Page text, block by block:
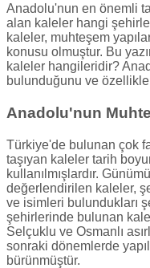
Anadolu'nun en önemli
alan kaleler hangi
kaleler, muhteşem
konusu olmuştur. Bu
kaleler hangileridir?
bulunduğunu ve
Anadolu'nun
Türkiye'de bulunan çok
taşıyan kaleler tarih
kullanılmışlardır.
değerlendirilen kaleler,
ve isimleri bulundukları
şehirlerinde bulunan
Selçuklu ve Osmanlı
sonraki dönemlerde
bürünmüştür.